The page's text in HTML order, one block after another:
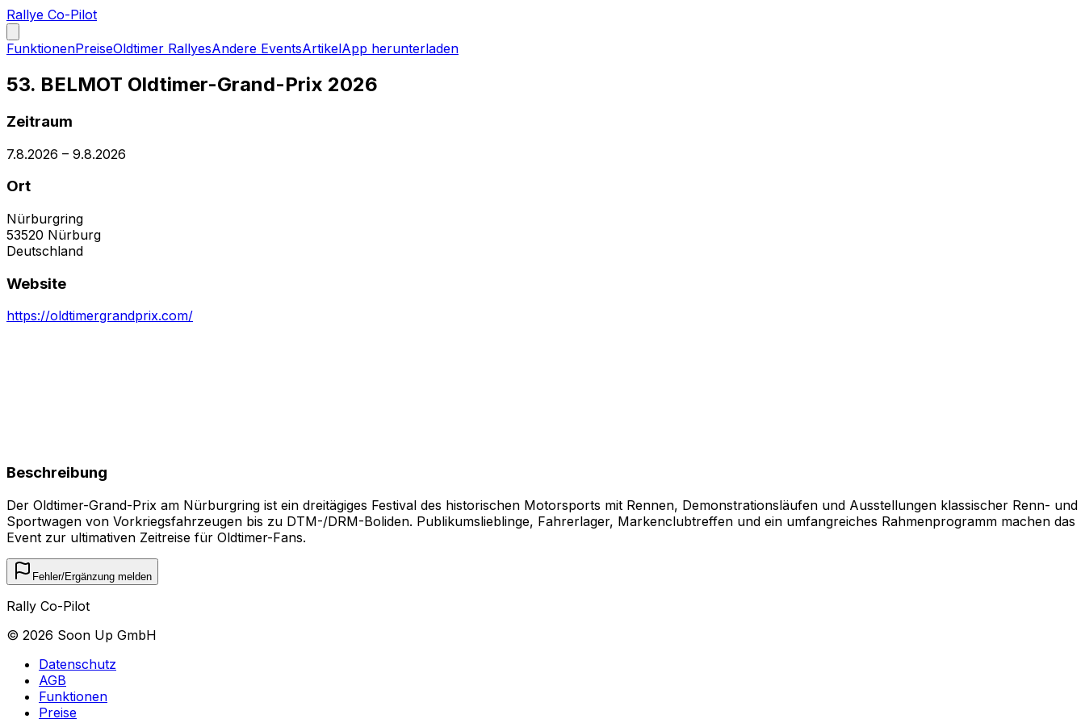
Rallye Co-Pilot
FunktionenPreiseOldtimer RallyesAndere EventsArtikelApp herunterladen
53. BELMOT Oldtimer-Grand-Prix 2026
Zeitraum
7.8.2026 – 9.8.2026
Ort
Nürburgring
53520 Nürburg
Deutschland
Website
https://oldtimergrandprix.com/
Beschreibung
Der Oldtimer-Grand-Prix am Nürburgring ist ein dreitägiges Festival des historischen Motorsports mit Rennen, Demonstrationsläufen und Ausstellungen klassischer Renn- und
Sportwagen von Vorkriegsfahrzeugen bis zu DTM-/DRM-Boliden. Publikumslieblinge, Fahrerlager, Markenclubtreffen und ein umfangreiches Rahmenprogramm machen das
Event zur ultimativen Zeitreise für Oldtimer-Fans.
Fehler/Ergänzung melden
Rally Co-Pilot
© 2026 Soon Up GmbH
Datenschutz
AGB
Funktionen
Preise